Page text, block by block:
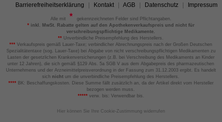
Barrierefreiheitserklärung Kontakt AGB Datenschutz Impressum
Alle mit
gekennzeichneten Felder sind Pflichtangaben.
*inkl. MwSt. Rabatte gelten auf den Apothekenverkaufspreis und nicht für
verschreibungspflichtige Medikamente.
** Unverbindliche Preisempfehlung des Herstellers.
*** Verkaufspreis gemäß Lauer-Taxe; verbindlicher Abrechnungspreis nach der Großen Deutschen
Spezialitätentaxe (sog. Lauer-Taxe) bei Abgabe von nicht verschreibungspflichtigen Medikamenten zu
Lasten der gesetzlichen Krankenversicherungen (z.B. bei Verschreibung des Medikaments an Kinder
unter 12 Jahren), die sich gemäß §129 Abs. 5a SGB V aus dem Abgabepreis des pharmazeutischen
Unternehmens und der Arzneimittelpreisverordnung in der Fassung zum 31.12.2003 ergibt. Es handelt
sich nicht um die unverbindliche Preisempfehlung des Herstellers.
****BK: Beschaffungskosten. Diese Summe fällt zusätzlich an, da der Artikel direkt vom Hersteller
bezogen werden muss.
*****verw. bis: Verwendbar bis.
Hier können Sie Ihre Cookie-Zustimmung widerrufen